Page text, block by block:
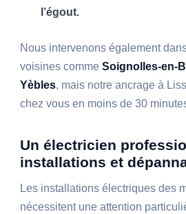
l’égout.
Nous intervenons également
voisines commeSoignolles-en-
Yèbles, mais notre ancrage à
chez vous en moins de 30
Un électricien
installations et
Les installations électriques des
nécessitent une attention